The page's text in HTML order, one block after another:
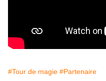
#Tour de magie #Partenaire